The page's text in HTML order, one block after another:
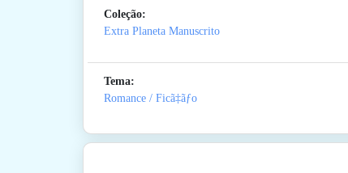
Coleção:
Extra Planeta Manuscrito
Tema:
Romance / Ficã‡ãƒo